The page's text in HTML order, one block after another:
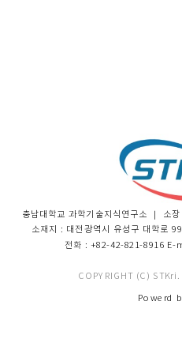
충남대학교 과학기술지식연구소 ｜ 소
소재지 : 대전광역시 유성구 대학로
전화 : +82-42-821-8916 E-
COPYRIGHT (C)
Powerd